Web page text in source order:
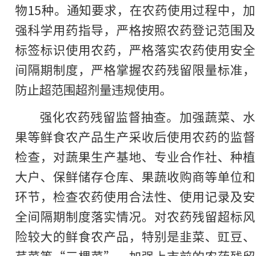
物15种。通知要求，在农药使用过程中，加
强科学用药指导，严格按照农药登记范围及
标签标识使用农药，严格落实农药使用安全
间隔期制度，严格掌握农药残留限量标准，
防止超范围超剂量违规使用。
强化农药残留监督抽查。加强蔬菜、水
果等鲜食农产品生产采收后使用农药的监督
检查，对蔬果生产基地、专业合作社、种植
大户、保鲜储存仓库、果蔬收购商等单位和
环节，检查农药使用合法性、使用记录及安
全间隔期制度落实情况。对农药残留超标风
险较大的鲜食农产品，特别是韭菜、豇豆、